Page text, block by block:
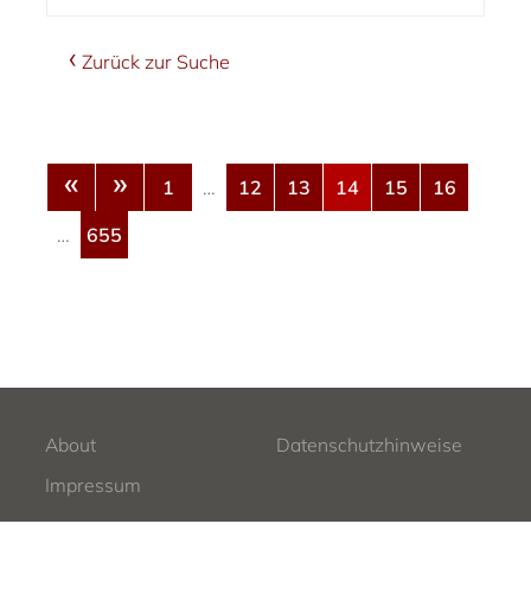
Zurück zur Suche
« » 1 … 12 13 14 15
16
…
655
About
Datenschutzhinweise
Impressum